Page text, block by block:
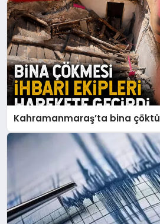
Kahramanmaraş’ta bina çöktü